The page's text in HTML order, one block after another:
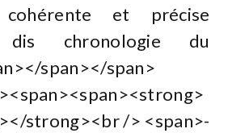
cohérente et précise
chronologie du
span></span>
strong><br /> <span>-